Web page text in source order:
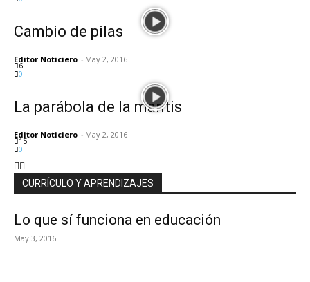
Cambio de pilas
Editor Noticiero - May 2, 2016
6
0
La parábola de la mantis
Editor Noticiero - May 2, 2016
15
0
CURRÍCULO Y APRENDIZAJES
Lo que sí funciona en educación
May 3, 2016